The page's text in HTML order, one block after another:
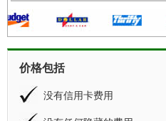
价格包括
没有信用卡费用